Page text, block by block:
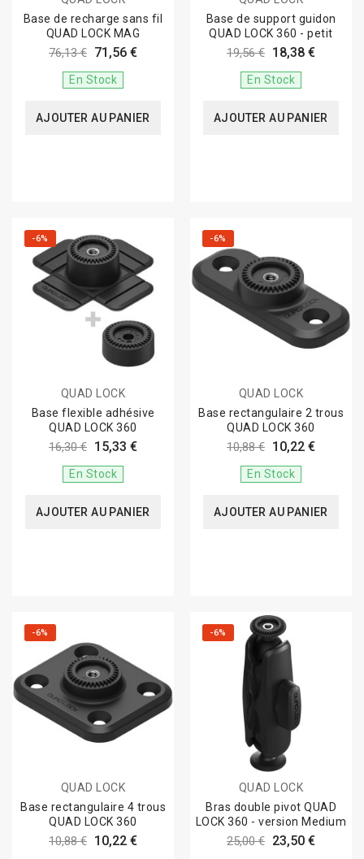
Base de recharge sans fil
QUAD LOCK MAG
76,13 € 71,56 €
En Stock
AJOUTER AU PANIER
Base de support guidon
QUAD LOCK 360 - petit
19,56 € 18,38 €
En Stock
AJOUTER AU PANIER
-6%
QUAD LOCK
Base flexible adhésive
QUAD LOCK 360
16,30 € 15,33 €
En Stock
AJOUTER AU PANIER
-6%
QUAD LOCK
Base rectangulaire 2 trous
QUAD LOCK 360
10,88 € 10,22 €
En Stock
AJOUTER AU PANIER
-6%
QUAD LOCK
Base rectangulaire 4 trous
QUAD LOCK 360
10,88 € 10,22 €
-6%
QUAD LOCK
Bras double pivot QUAD
LOCK 360 - version Medium
25,00 € 23,50 €